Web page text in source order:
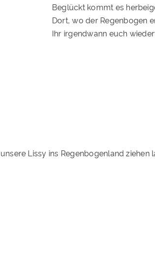
Beglückt kommt es
Dort, wo der Regenbogen
Ihr irgendwann euch
Lissy ins Regenbogenland ziehen